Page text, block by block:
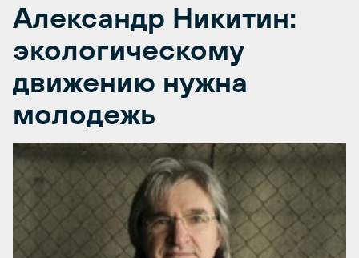
Александр Никитин:
экологическому
движению нужна
молодежь